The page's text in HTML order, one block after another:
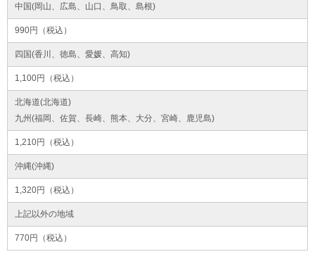
中国(岡山、広島、山口、鳥取、島根)
990円（税込）
四国(香川、徳島、愛媛、高知)
1,100円（税込）
北海道(北海道)
九州(福岡、佐賀、長崎、熊本、大分、宮崎、鹿児島)
1,210円（税込）
沖縄(沖縄)
1,320円（税込）
上記以外の地域
770円（税込）